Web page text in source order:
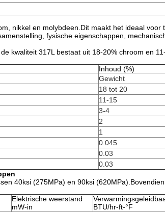
nikkel en molybdeen.Dit maakt het ideaal
fysische eigenschappen,
kwaliteit 317L bestaat uit 18-20% chroom en
Inhoud (%)
Gewicht
18 tot 20
11-15
3-4
2
1
0.045
0.03
0.03
40ksi (275MPa) en 90ksi
Elektrische weerstand
mW-in
BTU/hr-ft-°F